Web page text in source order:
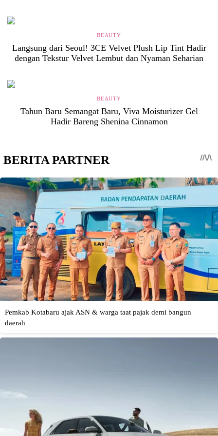
BEAUTY
Langsung dari Seoul! 3CE Velvet Plush Lip Tint Hadir
dengan Tekstur Velvet Lembut dan Nyaman Seharian
BEAUTY
Tahun Baru Semangat Baru, Viva Moisturizer Gel
Hadir Bareng Shenina Cinnamon